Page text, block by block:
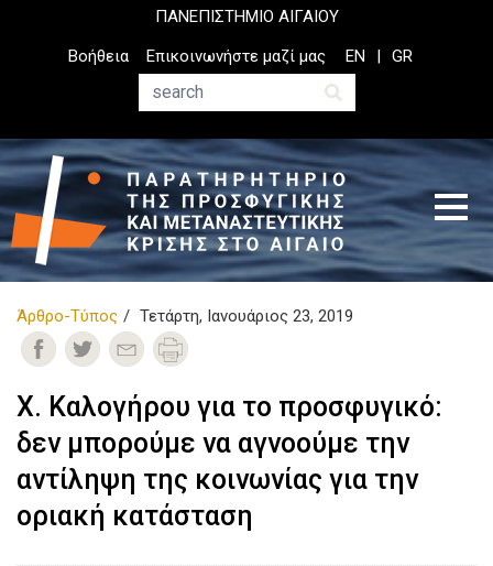
ΠΑΝΕΠΙΣΤΗΜΙΟ ΑΙΓΑΙΟΥ
Top
Header
Βοήθεια
Επικοινωνήστε μαζί μας
Αναζήτηση
EN GR
Άρθρο-Τύπος Τετάρτη, Ιανουάριος 23, 2019
Χ. Καλογήρου για το προσφυγικό:
δεν μπορούμε να αγνοούμε την
αντίληψη της κοινωνίας για την
οριακή κατάσταση